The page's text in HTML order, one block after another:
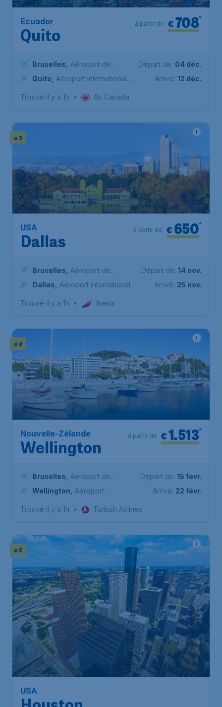
Ecuador
Quito
€708*
à partir de
Bruxelles
Aéroport de
Bruxelles-National
Quito
Aéroport International
Départ de: 04 déc.
Arrivé: 12 déc.
Trouvé il y a 1h • Air Canada
# 3
USA
Dallas
€ 650*
à partir de
Bruxelles
Aéroport de
Bruxelles-National
Dallas
Aéroport international
Départ de: 14 nov.
Arrivé: 25 nov.
Trouvé il y a 1h • Iberia
# 4
Nouvelle-Zélande
Wellington
€1.513*
à partir de
Bruxelles
Aéroport de
Bruxelles-National
Wellington
Aéroport
Départ de: 15 févr.
Arrivé: 22 févr.
Trouvé il y a 1h • Turkish Airlines
# 5
USA